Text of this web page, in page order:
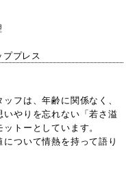
プレス
フは、年齢に関係なく、
やりを忘れない「若さ溢
トーとしています。
ついて情熱を持って語り